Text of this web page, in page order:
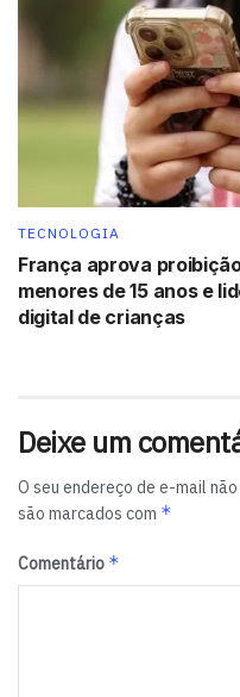
Prática, bonita, fácil de
a UE Mega Boom é
parear com o celular, e
seus hits favoritos em
Ultimate Ears
várias UEs juntas, o que
para qualquer festa.
Preço sugerido:R$ 1.699
TECNOLOGIA
França aprova
menores de 15 anos e
digital de crianças
Deixe um
O seu endereço de e-mail
são marcados com *
Comentário *